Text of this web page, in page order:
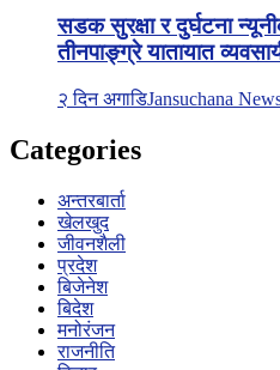
सडक सुरक्षा र दुर्घटना
तीनपाङ्ग्रे यातायात
२ दिन अगाडिJansuchana
Categories
अन्तरबार्ता
खेलखुद
जीवनशैली
प्रदेश
बिजेनेश
बिदेश
मनोरंजन
राजनीति